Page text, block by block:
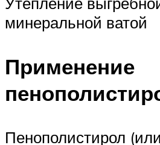
минеральной ватой
Применение
Пенополистирол